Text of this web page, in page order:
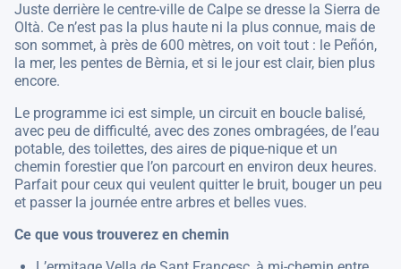
Juste derrière le centre-ville de Calpe se dresse la Sierra de
Oltà. Ce n’est pas la plus haute ni la plus connue, mais de
son sommet, à près de 600 mètres, on voit tout : le Peñón,
la mer, les pentes de Bèrnia, et si le jour est clair, bien plus
encore.
Le programme ici est simple, un circuit en boucle balisé,
avec peu de difficulté, avec des zones ombragées, de l’eau
potable, des toilettes, des aires de pique-nique et un
chemin forestier que l’on parcourt en environ deux heures.
Parfait pour ceux qui veulent quitter le bruit, bouger un peu
et passer la journée entre arbres et belles vues.
Ce que vous trouverez en chemin